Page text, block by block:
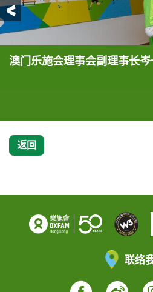
前一页
澳门乐施会理事会副理事长岑
友邦保险（国际）有限公司澳
今年大会邀请了澳门越野跑
澳门演艺人协会副理事长伍家
各嘉宾呼吁各界踊跃参加「乐
「乐施竞跑旅游塔2020」的
返回
联络